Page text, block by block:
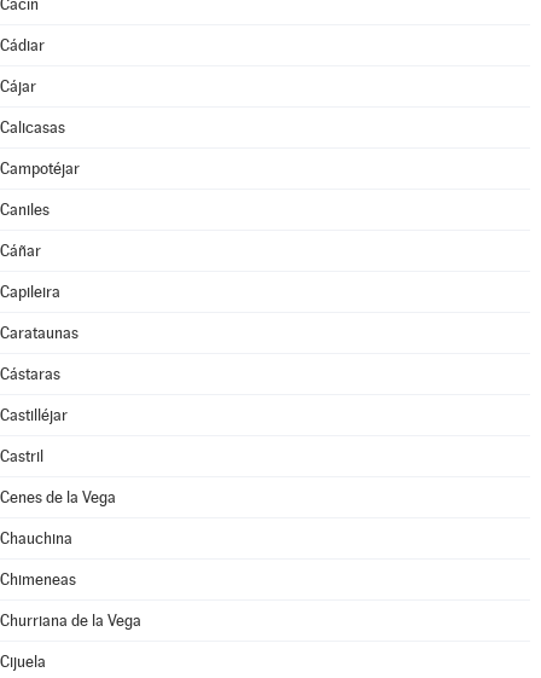
Cacín
Cádiar
Cájar
Calicasas
Campotéjar
Caniles
Cáñar
Capileira
Carataunas
Cástaras
Castilléjar
Castril
Cenes de la Vega
Chauchina
Chimeneas
Churriana de la Vega
Cijuela